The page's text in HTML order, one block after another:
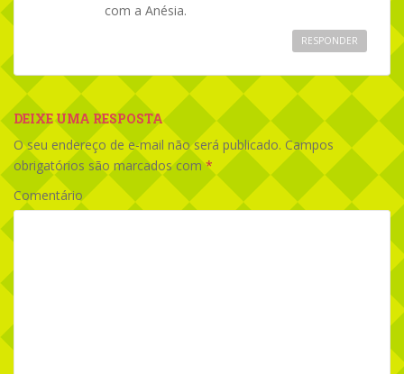
com a Anésia.
RESPONDER
DEIXE UMA RESPOSTA
O seu endereço de e-mail não será publicado. Campos
obrigatórios são marcados com*
Comentário